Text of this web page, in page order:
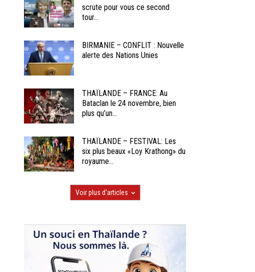
scrute pour vous ce second
tour...
BIRMANIE – CONFLIT : Nouvelle
alerte des Nations Unies
THAÏLANDE – FRANCE: Au
Bataclan le 24 novembre, bien
plus qu’un...
THAÏLANDE – FESTIVAL: Les
six plus beaux «Loy Krathong» du
royaume...
Voir plus d'articles